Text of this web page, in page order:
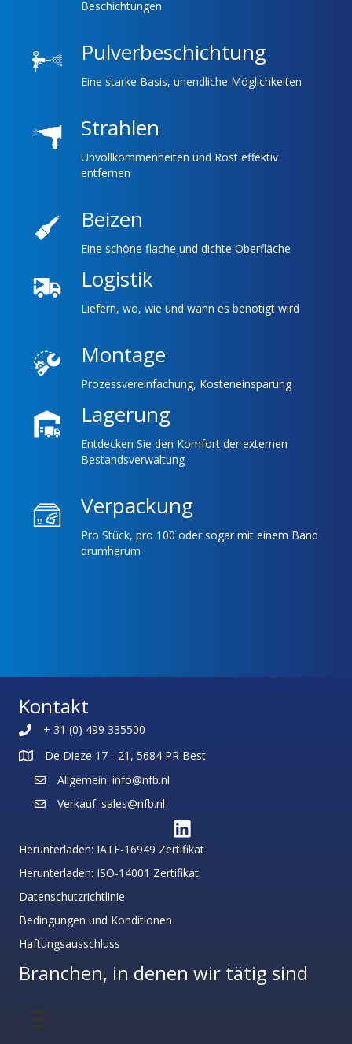
Beschichtungen
Pulverbeschichtung
Eine starke Basis, unendliche Möglichkeiten
Strahlen
Unvollkommenheiten und Rost effektiv
entfernen
Beizen
Eine schöne flache und dichte Oberfläche
Logistik
Liefern, wo, wie und wann es benötigt wird
Montage
Prozessvereinfachung, Kosteneinsparung
Lagerung
Entdecken Sie den Komfort der externen
Bestandsverwaltung
Verpackung
Pro Stück, pro 100 oder sogar mit einem Band
drumherum
Kontakt
+ 31 (0) 499 335500
De Dieze 17 - 21, 5684 PR Best
Allgemein: info@nfb.nl
Verkauf: sales@nfb.nl
Herunterladen: IATF-16949 Zertifikat
Herunterladen: ISO-14001 Zertifikat
Datenschutzrichtlinie
Bedingungen und Konditionen
Haftungsausschluss
Branchen, in denen wir tätig sind